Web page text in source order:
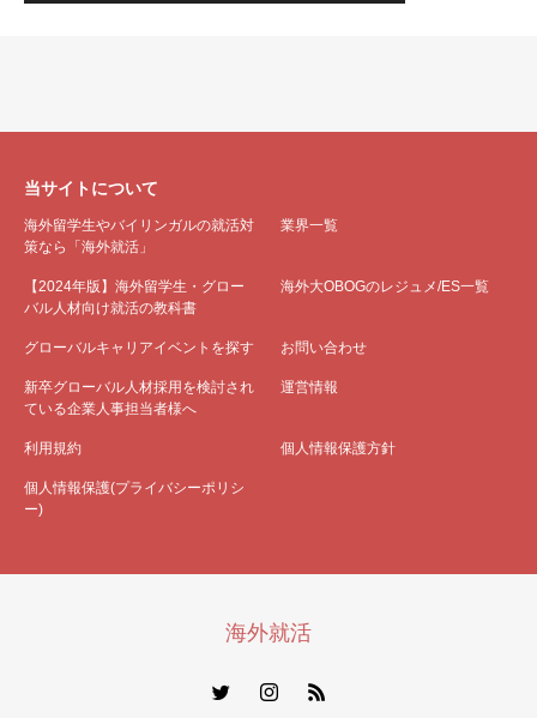
当サイトについて
海外留学生やバイリンガルの就活対
策なら「海外就活」
業界一覧
【2024年版】海外留学生・グロー
バル人材向け就活の教科書
海外大OBOGのレジュメ/ES一覧
グローバルキャリアイベントを探す お問い合わせ
新卒グローバル人材採用を検討され
ている企業人事担当者様へ
運営情報
利用規約 個人情報保護方針
個人情報保護(プライバシーポリシ
ー)
海外就活